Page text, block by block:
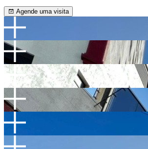
Agende uma visita